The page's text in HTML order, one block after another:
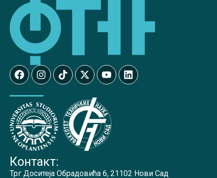
Контакт:
Трг Доситеја Обрадовића 6, 21102 Нови Сад